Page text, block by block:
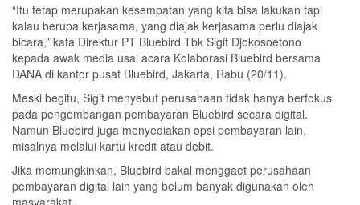
“Itu tetap merupakan kesempatan yang kita bisa lakukan tapi
kalau berupa kerjasama, yang diajak kerjasama perlu diajak
bicara,” kata Direktur PT Bluebird Tbk Sigit Djokosoetono
kepada awak media usai acara Kolaborasi Bluebird bersama
DANA di kantor pusat Bluebird, Jakarta, Rabu (20/11).
Meski begitu, Sigit menyebut perusahaan tidak hanya berfokus
pada pengembangan pembayaran Bluebird secara digital.
Namun Bluebird juga menyediakan opsi pembayaran lain,
misalnya melalui kartu kredit atau debit.
Jika memungkinkan, Bluebird bakal menggaet perusahaan
pembayaran digital lain yang belum banyak digunakan oleh